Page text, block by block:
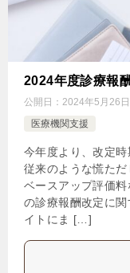
2024年度診療報
公開日： 2024年5月26日
医療機関支援
今年度より、改定時
従来のような慌た
ベースアップ評価
の診療報酬改定に
イトにま […]